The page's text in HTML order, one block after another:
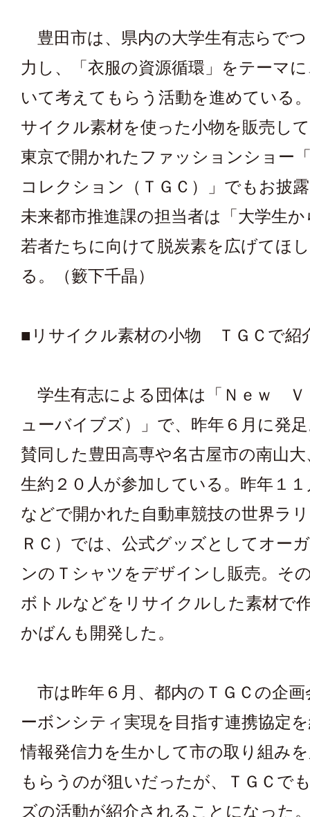
豊田市は、県内の大学生有志らで
力し、「衣服の資源循環」をテーマ
いて考えてもらう活動を進めている
サイクル素材を使った小物を販売し
東京で開かれたファッションショー
コレクション（ＴＧＣ）」でもお披
未来都市推進課の担当者は「大学生
若者たちに向けて脱炭素を広げてほ
る。（籔下千晶）
■リサイクル素材の小物 ＴＧＣで紹
学生有志による団体は「Ｎｅｗ Ｖ
ューバイブズ）」で、昨年６月に発
賛同した豊田高専や名古屋市の南山
生約２０人が参加している。昨年１
などで開かれた自動車競技の世界ラ
ＲＣ）では、公式グッズとしてオー
ンのＴシャツをデザインし販売。そ
ボトルなどをリサイクルした素材で
かばんも開発した。
市は昨年６月、都内のＴＧＣの企
ーボンシティ実現を目指す連携協定
情報発信力を生かして市の取り組み
もらうのが狙いだったが、ＴＧＣで
ズの活動が紹介されることになった